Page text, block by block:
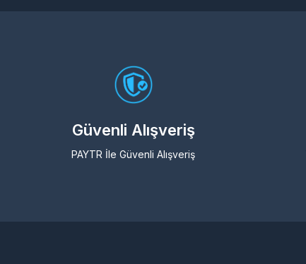
Güvenli Alışveriş
PAYTR İle Güvenli Alışveriş